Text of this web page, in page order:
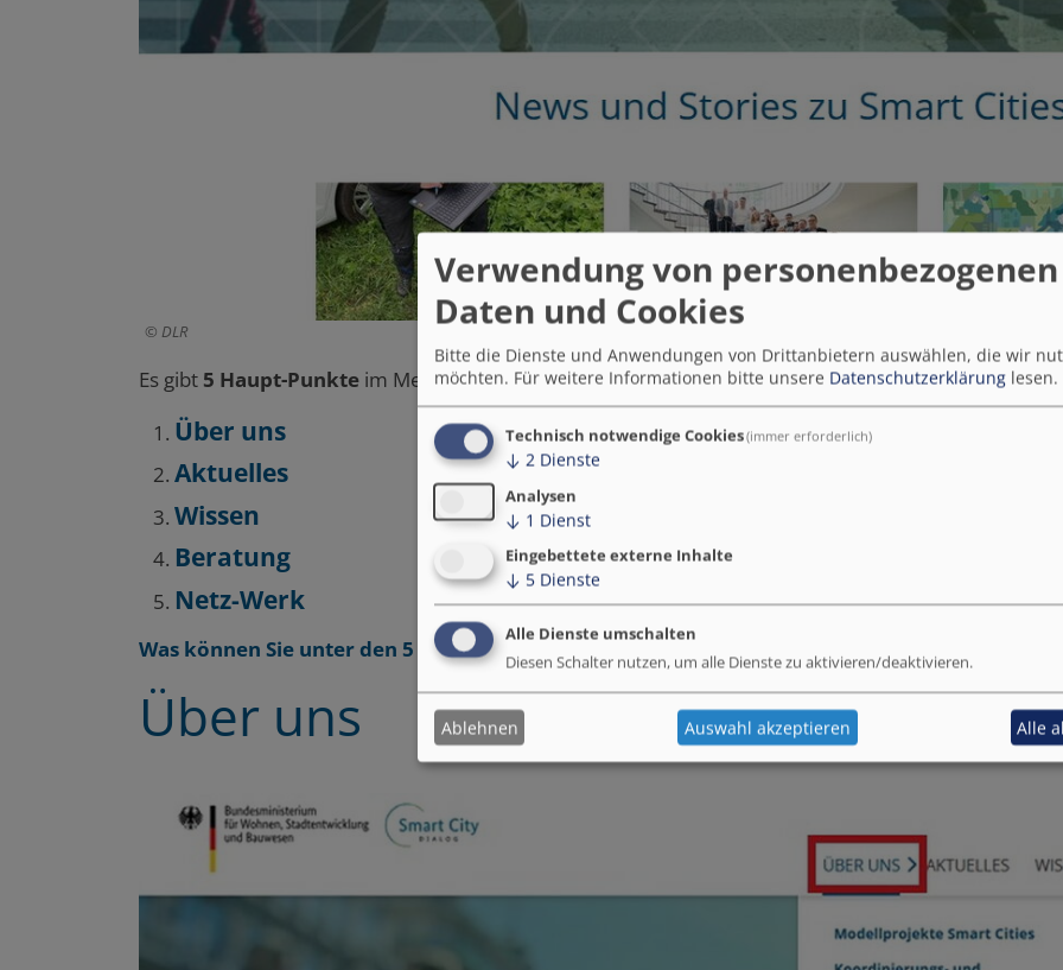
DLR
Es gibt 5 Haupt-Punkte im Menü:
Über uns
Aktuelles
Wissen
Beratung
Netz-Werk
Was können Sie unter den 5 Haupt-Menü-Punkten finden?
Über uns
Verwendung von personenbezogenen
Daten und Cookies
Bitte die Dienste und Anwendungen von Drittanbietern auswählen, die wir
möchten. Für weitere Informationen bitte unsere Datenschutzerklärung lesen.
Technisch notwendige Cookies(immer erforderlich)
↓ 2 Dienste
Analysen
↓ 1 Dienst
Eingebettete externe Inhalte
↓ 5 Dienste
Alle Dienste umschalten
Diesen Schalter nutzen, um alle Dienste zu aktivieren/deaktivieren.
Ablehnen Auswahl akzeptieren Alle